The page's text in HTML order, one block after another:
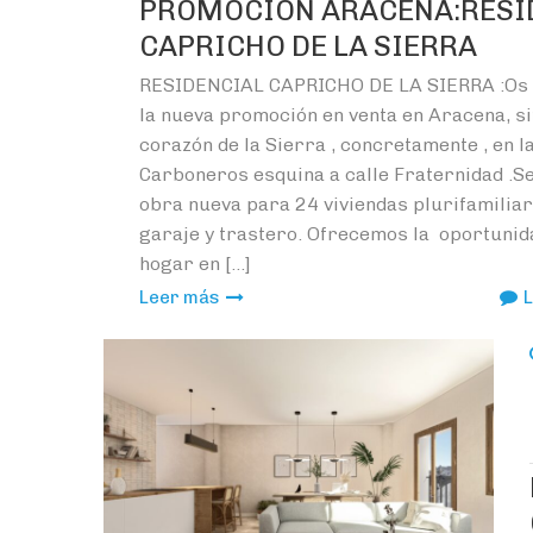
PROMOCION
CAPRICHO DE LA SIERRA
RESIDENCIAL CAPRICHO DE LA SIERRA
la nueva promoción en venta en Aracena,
corazón de la Sierra , concretamente , en
Carboneros esquina a calle Fraternidad
obra nueva para 24 viviendas
garaje y trastero. Ofrecemos la
hogar en […]
Leer más